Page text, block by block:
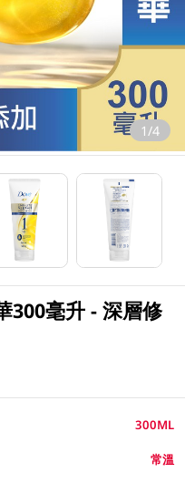
1/4
300毫升 - 深層修
300ML
常溫